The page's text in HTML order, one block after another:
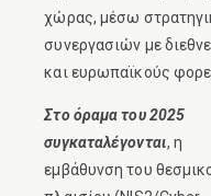
χώρας, μέσω
συνεργασιών με
και ευρωπαϊκούς
Στο όραμα του 2025
συγκαταλέγονται, η
εμβάθυνση του